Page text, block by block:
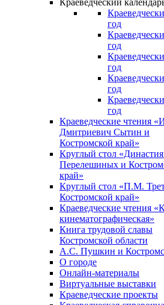
Краеведческий
год
год
год
год
год
Краеведческие чтения
Дмитриевич Сытин и
Костромской край»
Круглый стол
Перелешиных и
край»
Круглый стол «П.М.
Костромской край»
Краеведческие чтения
кинематографическая»
Книга трудовой славы
Костромской области
А.С. Пушкин и
О городе
Онлайн-материалы
Виртуальные выставки
Краеведческие проекты